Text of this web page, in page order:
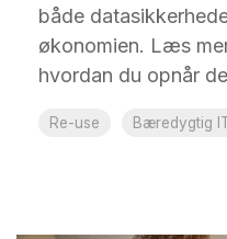
både
økonomien. Læs
hvordan du opnår
Re-use Bæredygtig